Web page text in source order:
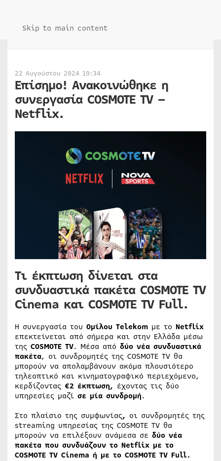
Skip to main content
22 Αυγούστου 2024 19:34
Επίσημο! Ανακοινώθηκε η
συνεργασία COSMOTE TV –
Netflix.
Τι έκπτωση δίνεται στα
συνδυαστικά πακέτα COSMOTE TV
Cinema και COSMOTE TV Full.
Η συνεργασία του Ομίλου Telekom με το Netflix
επεκτείνεται από σήμερα και στην Ελλάδα μέσω
της COSMOTE TV. Μέσα από δύο νέα συνδυαστικά
πακέτα, οι συνδρομητές της COSMOTE TV θα
μπορούν να απολαμβάνουν ακόμα πλουσιότερο
τηλεοπτικό και κινηματογραφικό περιεχόμενο,
κερδίζοντας €2 έκπτωση, έχοντας τις δύο
υπηρεσίες μαζί σε μία συνδρομή.
Στο πλαίσιο της συμφωνίας, οι συνδρομητές της
streaming υπηρεσίας της COSMOTE TV θα
μπορούν να επιλέξουν ανάμεσα σε δύο νέα
πακέτα που συνδυάζουν το Netflix με το
COSMOTE TV Cinema ή με το COSMOTE TV Full.